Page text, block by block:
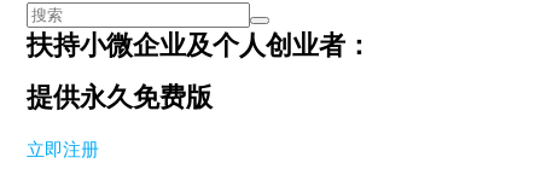
扶持小微企业及个人创业者：
提供永久免费版
立即注册